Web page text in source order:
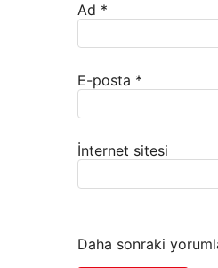
Ad *
E-posta *
İnternet sitesi
Daha sonraki